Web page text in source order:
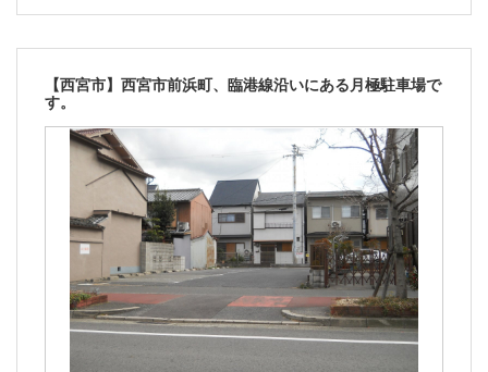
【西宮市】西宮市前浜町、臨港線沿いにある月極駐車場で
す。